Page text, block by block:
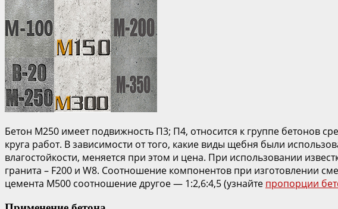
Бетон М250 имеет подвижность П3; П4, относится к группе бетонов
круга работ. В зависимости от того, какие виды щебня были
влагостойкости, меняется при этом и цена. При использовании
гранита – F200 и W8. Соотношение компонентов при изготовлении
цемента М500 соотношение другое — 1:2,6:4,5 (узнайте пропорции